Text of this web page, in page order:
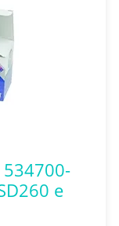
534700-
e